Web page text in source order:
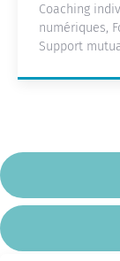
Coaching
numériques,
Support